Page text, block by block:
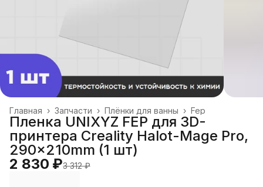
Fep
Плёнки для ванны ›
Запчасти ›
Главная ›
Пленка UNIXYZ FEP для 3D-
принтера Creality Halot-Mage Pro,
290x210mm (1 шт)
2 830 ₽3 312 ₽